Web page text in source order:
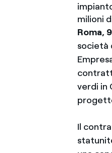
milioni
Roma,
società
verdi in
Il